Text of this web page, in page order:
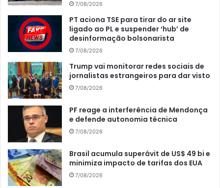
7/08/2026
PT aciona TSE para tirar do ar site
ligado ao PL e suspender ‘hub’ de
desinformação bolsonarista
7/08/2026
Trump vai monitorar redes sociais de
jornalistas estrangeiros para dar visto
7/08/2026
PF reage a interferência de Mendonça
e defende autonomia técnica
7/08/2026
Brasil acumula superávit de US$ 49 bi e
minimiza impacto de tarifas dos EUA
7/08/2026